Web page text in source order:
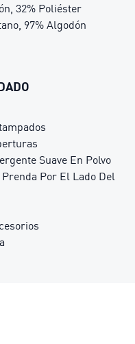
32% Poliéster
97% Algodón
Suave En Polvo
Por El Lado Del